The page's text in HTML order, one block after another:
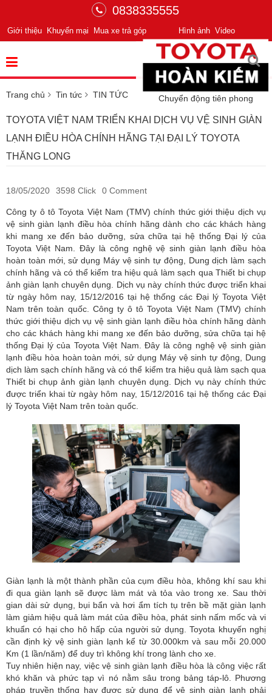
0838335555
Hình ảnh Video
Giới thiệu Khuyến mại Mua xe trả góp
Chuyển động tiên phong
Trang chủ Tin tức TIN TỨC
TOYOTA VIỆT NAM TRIỂN KHAI DỊCH VỤ VỆ SINH GIÀN
LẠNH ĐIỀU HÒA CHÍNH HÃNG TẠI ĐẠI LÝ TOYOTA
THĂNG LONG
18/05/2020 3598 Click 0 Comment
Công ty ô tô Toyota Việt Nam (TMV) chính thức giới thiệu dịch vụ
vệ sinh giàn lạnh điều hòa chính hãng dành cho các khách hàng
khi mang xe đến bảo dưỡng, sửa chữa tại hệ thống Đại lý của
Toyota Việt Nam. Đây là công nghệ vệ sinh giàn lạnh điều hòa
hoàn toàn mới, sử dụng Máy vệ sinh tự động, Dung dịch làm sạch
chính hãng và có thể kiểm tra hiệu quả làm sạch qua Thiết bi chụp
ảnh giàn lạnh chuyên dụng. Dịch vụ này chính thức được triển khai
từ ngày hôm nay, 15/12/2016 tại hệ thống các Đại lý Toyota Việt
Nam trên toàn quốc. Công ty ô tô Toyota Việt Nam (TMV) chính
thức giới thiệu dịch vụ vệ sinh giàn lạnh điều hòa chính hãng dành
cho các khách hàng khi mang xe đến bảo dưỡng, sửa chữa tại hệ
thống Đại lý của Toyota Việt Nam. Đây là công nghệ vệ sinh giàn
lạnh điều hòa hoàn toàn mới, sử dụng Máy vệ sinh tự động, Dung
dịch làm sạch chính hãng và có thể kiểm tra hiệu quả làm sạch qua
Thiết bi chụp ảnh giàn lạnh chuyên dụng. Dịch vụ này chính thức
được triển khai từ ngày hôm nay, 15/12/2016 tại hệ thống các Đại
lý Toyota Việt Nam trên toàn quốc.
Giàn lạnh là một thành phần của cụm điều hòa, không khí sau khi
đi qua giàn lạnh sẽ được làm mát và tỏa vào trong xe. Sau thời
gian dài sử dụng, bụi bẩn và hơi ẩm tích tụ trên bề mặt giàn lạnh
làm giảm hiệu quả làm mát của điều hòa, phát sinh nấm mốc và vi
khuẩn có hại cho hô hấp của người sử dụng. Toyota khuyến nghị
cần định kỳ vệ sinh giàn lạnh kể từ 30.000km và sau mỗi 20.000
Km (1 lần/năm) để duy trì không khí trong lành cho xe.
Tuy nhiên hiện nay, việc vệ sinh giàn lạnh điều hòa là công việc rất
khó khăn và phức tạp vì nó nằm sâu trong bảng táp-lô. Phương
pháp truyền thống hay được sử dụng để vệ sinh giàn lạnh phải